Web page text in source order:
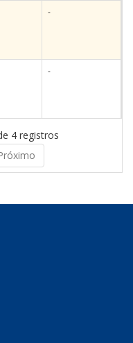
-
-
4 registros